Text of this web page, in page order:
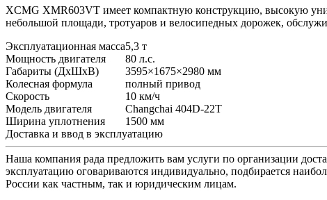
XCMG XMR603VT имеет компактную конструкцию, высокую
небольшой площади, тротуаров и велосипедных дорожек,
Эксплуатационная масса5,3 т
Мощность двигателя
80 л.с.
Габариты (ДхШхВ)
3595×1675×2980 мм
Колесная формула
полный привод
Скорость
10 км/ч
Модель двигателя
Changchai 404D-22T
Ширина уплотнения
1500 мм
Доставка и ввод в эксплуатацию
Наша компания рада предложить вам услуги по организации
эксплуатацию оговариваются индивидуально, подбирается
России как частным, так и юридическим лицам.